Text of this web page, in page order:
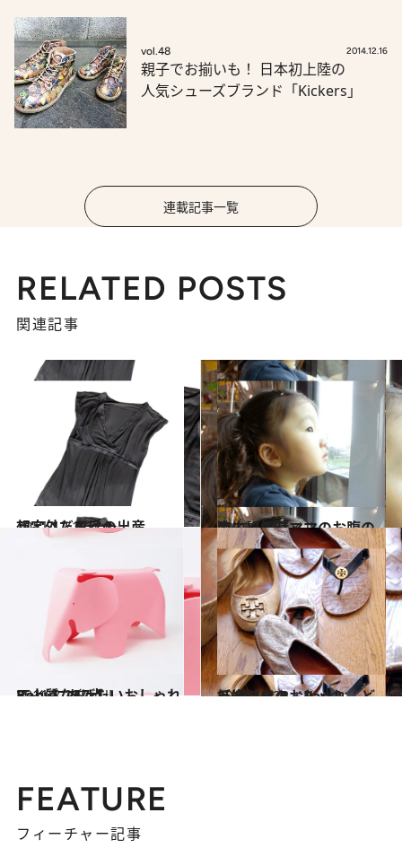
vol.48 2014.12.16
親子でお揃いも！ 日本初上陸の
人気シューズブランド「Kickers」
連載記事一覧
RELATED POSTS
関連記事
2011.12.12
想定外だらけの出産
ライフスタイル 2011.10.6
胎内記憶「ママのお腹の中にいた時」
ライフスタイル
2011.8.19
Babyにあげたいおしゃれで上質な17点
ライフスタイル 2011.10.28
妊婦時代のおしゃれ、どう楽しむ？ Part2
ライフスタイル
FEATURE
フィーチャー記事